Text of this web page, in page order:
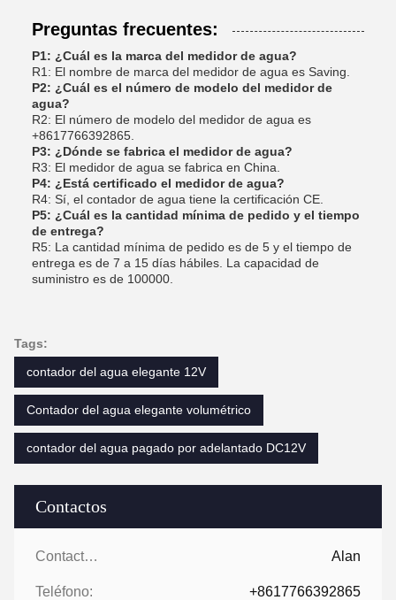
Contactos
Contactos: Alan
Teléfono: +8617766392865
Preguntas frecuentes:
P1: ¿Cuál es la marca del medidor de agua?
R1: El nombre de marca del medidor de agua es Saving.
P2: ¿Cuál es el número de modelo del medidor de
agua?
R2: El número de modelo del medidor de agua es
+8617766392865.
P3: ¿Dónde se fabrica el medidor de agua?
R3: El medidor de agua se fabrica en China.
P4: ¿Está certificado el medidor de agua?
R4: Sí, el contador de agua tiene la certificación CE.
P5: ¿Cuál es la cantidad mínima de pedido y el tiempo
de entrega?
R5: La cantidad mínima de pedido es de 5 y el tiempo de
entrega es de 7 a 15 días hábiles. La capacidad de
suministro es de 100000.
Tags:
contador del agua elegante 12V
Contador del agua elegante volumétrico
contador del agua pagado por adelantado DC12V